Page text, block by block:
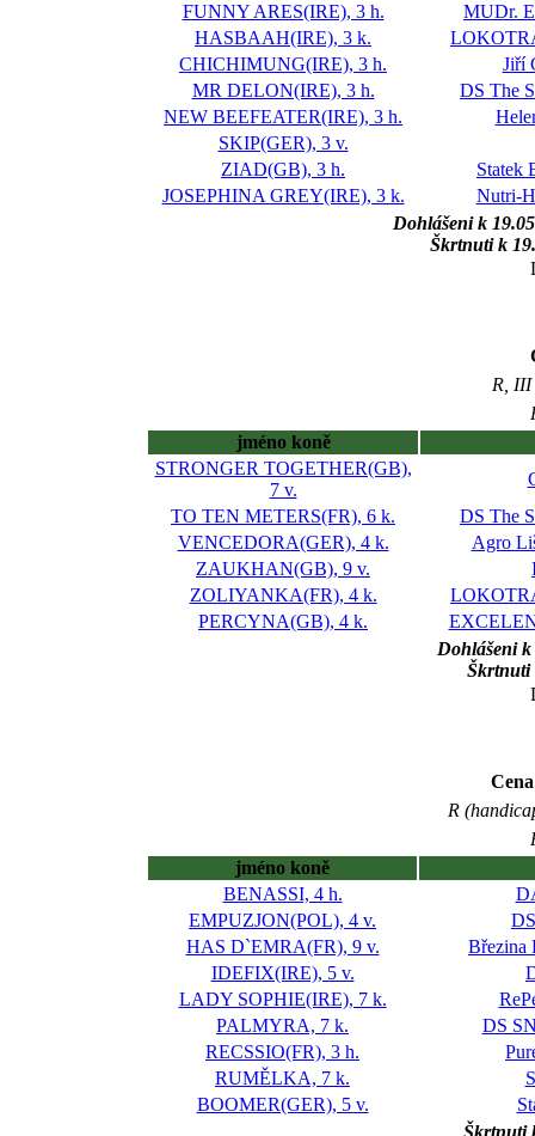
FUNNY ARES(IRE), 3 h.
MUDr.
HASBAAH(IRE), 3 k.
CHICHIMUNG(IRE), 3 h.
Jiří
MR DELON(IRE), 3 h.
DS The
NEW BEEFEATER(IRE), 3 h.
SKIP(GER), 3 v.
ZIAD(GB), 3 h.
Statek
JOSEPHINA GREY(IRE), 3 k.
Nutri-
Dohlášeni k
Škrtnuti k
R, III
jméno koně
STRONGER TOGETHER(GB),
7 v.
TO TEN METERS(FR), 6 k.
DS The
VENCEDORA(GER), 4 k.
Agro
ZAUKHAN(GB), 9 v.
ZOLIYANKA(FR), 4 k.
PERCYNA(GB), 4 k.
Dohlášeni
Škrtnuti
R
jméno koně
BENASSI, 4 h.
EMPUZJON(POL), 4 v.
HAS D`EMRA(FR), 9 v.
Březina
IDEFIX(IRE), 5 v.
LADY SOPHIE(IRE), 7 k.
PALMYRA, 7 k.
DS
RECSSIO(FR), 3 h.
RUMĚLKA, 7 k.
BOOMER(GER), 5 v.
Škrtnuti